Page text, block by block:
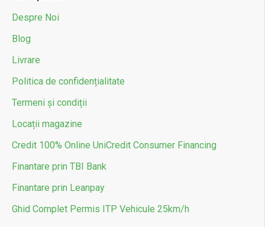
Despre Noi
Blog
Livrare
Politica de confidențialitate
Termeni și condiții
Locații magazine
Credit 100% Online UniCredit Consumer Financing
Finantare prin TBI Bank
Finantare prin Leanpay
Ghid Complet Permis ITP Vehicule 25km/h